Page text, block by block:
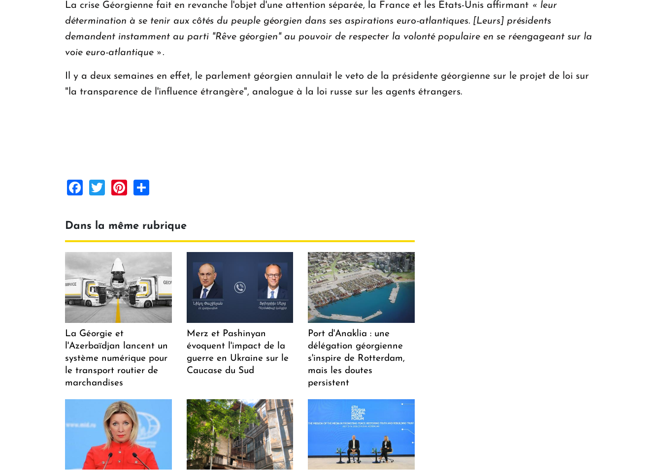
La crise Géorgienne fait en revanche l'objet d'une attention séparée, la France et les États-Unis affirmant « leur
détermination à se tenir aux côtés du peuple géorgien dans ses aspirations euro-atlantiques. [Leurs] présidents
demandent instamment au parti "Rêve géorgien" au pouvoir de respecter la volonté populaire en se réengageant sur la
voie euro-atlantique ».
Il y a deux semaines en effet, le parlement géorgien annulait le veto de la présidente géorgienne sur le projet de loi sur
"la transparence de l'influence étrangère", analogue à la loi russe sur les agents étrangers.
Facebook
TwitterPinterest
Dans la même rubrique
La Géorgie et
l'Azerbaïdjan lancent un
système numérique pour
le transport routier de
marchandises
Merz et Pashinyan
évoquent l'impact de la
guerre en Ukraine sur le
Caucase du Sud
Port d'Anaklia : une
délégation géorgienne
s'inspire de Rotterdam,
mais les doutes
persistent